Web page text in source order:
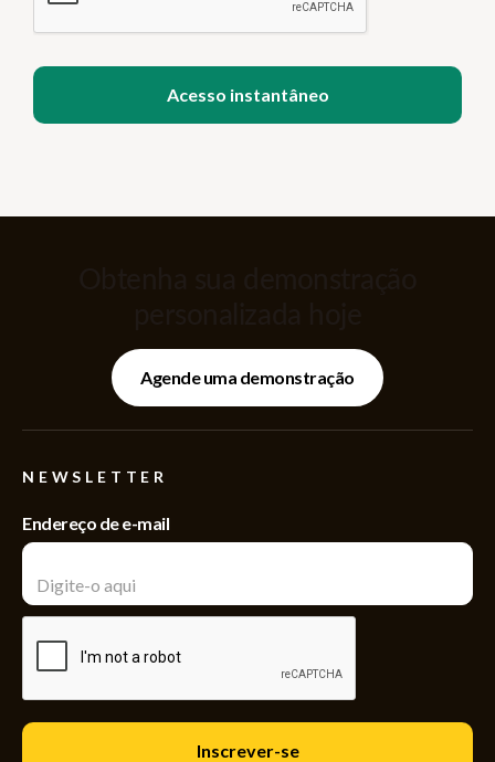
Agende uma demonstração
NEWSLETTER
Endereço de e-mail